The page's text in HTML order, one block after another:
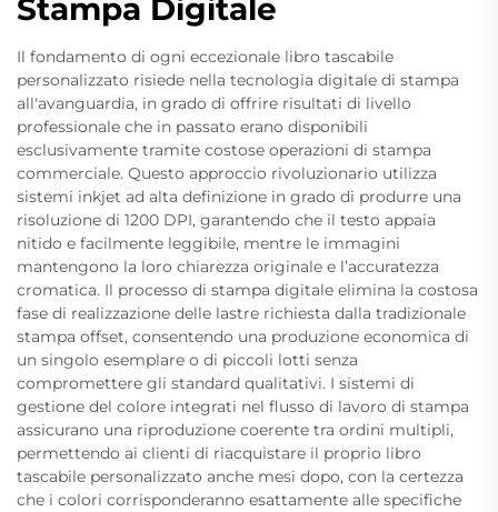
Stampa Digitale
Il fondamento di ogni eccezionale libro tascabile
personalizzato risiede nella tecnologia digitale di stampa
all'avanguardia, in grado di offrire risultati di livello
professionale che in passato erano disponibili
esclusivamente tramite costose operazioni di stampa
commerciale. Questo approccio rivoluzionario utilizza
sistemi inkjet ad alta definizione in grado di produrre una
risoluzione di 1200 DPI, garantendo che il testo appaia
nitido e facilmente leggibile, mentre le immagini
mantengono la loro chiarezza originale e l’accuratezza
cromatica. Il processo di stampa digitale elimina la costosa
fase di realizzazione delle lastre richiesta dalla tradizionale
stampa offset, consentendo una produzione economica di
un singolo esemplare o di piccoli lotti senza
compromettere gli standard qualitativi. I sistemi di
gestione del colore integrati nel flusso di lavoro di stampa
assicurano una riproduzione coerente tra ordini multipli,
permettendo ai clienti di riacquistare il proprio libro
tascabile personalizzato anche mesi dopo, con la certezza
che i colori corrisponderanno esattamente alle specifiche